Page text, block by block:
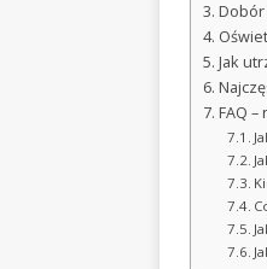
Jak
FAQ